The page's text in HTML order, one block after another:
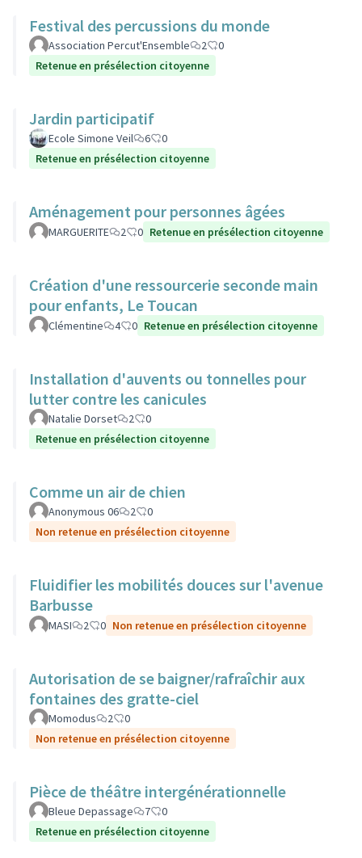
Festival des percussions du monde
Association Percut'Ensemble 2
0
Retenue en présélection citoyenne
Jardin participatif
Ecole Simone Veil 6
0
Retenue en présélection citoyenne
Aménagement pour personnes âgées
MARGUERITE 2 0 Retenue en présélection citoyenne
Création d'une ressourcerie seconde main
pour enfants, Le Toucan
Clémentine 4 0 Retenue en présélection citoyenne
Installation d'auvents ou tonnelles pour
lutter contre les canicules
Natalie Dorset 2
0
Retenue en présélection citoyenne
Comme un air de chien
Anonymous 06 2
0
Non retenue en présélection citoyenne
Fluidifier les mobilités douces sur l'avenue
Barbusse
MASI 2 0 Non retenue en présélection citoyenne
Autorisation de se baigner/rafraîchir aux
fontaines des gratte-ciel
Momodus 2
0
Non retenue en présélection citoyenne
Pièce de théâtre intergénérationnelle
Bleue Depassage 7
0
Retenue en présélection citoyenne